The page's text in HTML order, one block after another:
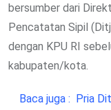
bersumber dari
Pencatatan Sipil
dengan KPU RI
kabupaten/kota.
Baca juga : Pria